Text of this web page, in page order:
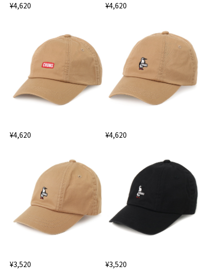
¥4,620 ¥4,620
¥4,620 ¥4,620
¥3,520 ¥3,520